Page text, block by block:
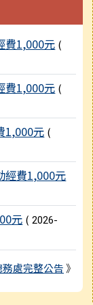
費1,000元 (
費1,000元 (
1,000元 (
經費1,000元
元 ( 2026-
處完整公告》